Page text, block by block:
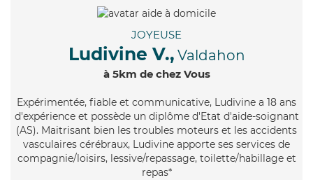
JOYEUSE
Ludivine V., Valdahon
à 5km de chez Vous
Expérimentée, fiable et communicative, Ludivine a 18 ans
d'expérience et possède un diplôme d'Etat d'aide-soignant
(AS). Maitrisant bien les troubles moteurs et les accidents
vasculaires cérébraux, Ludivine apporte ses services de
compagnie/loisirs, lessive/repassage, toilette/habillage et
repas*